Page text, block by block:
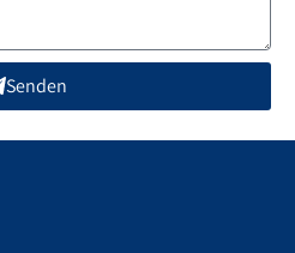
Senden